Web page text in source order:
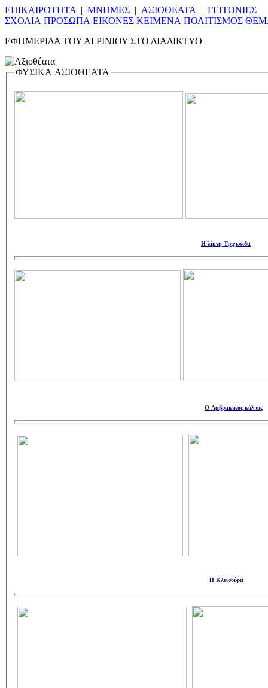
ΕΠΙΚΑΙΡΟΤΗΤΑ | ΜΝΗΜΕΣ | ΑΞΙΟΘΕΑΤΑ | ΓΕΙΤΟΝΙΕΣ
ΣΧΟΛΙΑ ΠΡΟΣΩΠΑ ΕΙΚΟΝΕΣ ΚΕΙΜΕΝΑ ΠΟΛΙΤΙΣΜΟΣ
ΕΦΗΜΕΡΙΔΑ ΤΟΥ ΑΓΡΙΝΙΟΥ ΣΤΟ ΔΙΑΔΙΚΤΥΟ
ΦΥΣΙΚΑ ΑΞΙΟΘΕΑΤΑ
Η λίμνη Τριχωνίδα
Ο Αμβρακικός κόλπος
Η Κλεισούρα